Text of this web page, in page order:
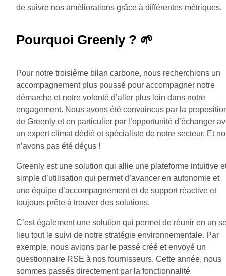
de suivre nos améliorations grâce à différentes métriques.
Pourquoi Greenly ? 🌱
Pour notre troisième bilan carbone, nous recherchions un
accompagnement plus poussé pour accompagner notre
démarche et notre volonté d’aller plus loin dans notre
engagement. Nous avons été convaincus par la
de Greenly et en particulier par l’opportunité d’échanger
un expert climat dédié et spécialiste de notre secteur. Et
n’avons pas été déçus !
Greenly est une solution qui allie une plateforme intuitive
simple d’utilisation qui permet d’avancer en autonomie et
une équipe d’accompagnement et de support réactive et
toujours prête à trouver des solutions.
C’est également une solution qui permet de réunir en un
lieu tout le suivi de notre stratégie environnementale. Par
exemple, nous avions par le passé créé et envoyé un
questionnaire RSE à nos fournisseurs. Cette année, nous
sommes passés directement par la fonctionnalité